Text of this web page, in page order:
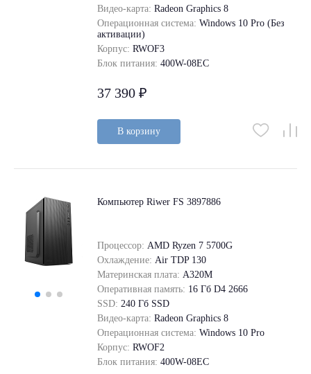
Видео-карта: Radeon Graphics 8
Операционная система: Windows 10 Pro (Без
активации)
Корпус: RWOF3
Блок питания: 400W-08EC
37 390 ₽
В корзину
Компьютер Riwer FS 3897886
Процессор: AMD Ryzen 7 5700G
Охлаждение: Air TDP 130
Материнская плата: A320M
Оперативная память: 16 Гб D4 2666
SSD: 240 Гб SSD
Видео-карта: Radeon Graphics 8
Операционная система: Windows 10 Pro
Корпус: RWOF2
Блок питания: 400W-08EC